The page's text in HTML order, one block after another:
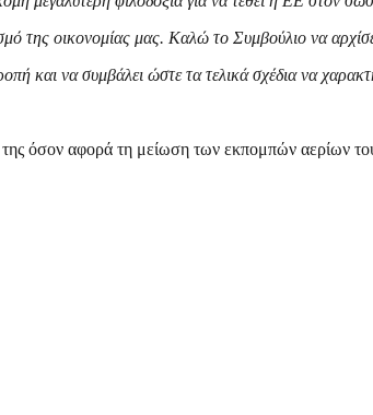
της οικονομίας μας. Καλώ το Συμβούλιο να
και να συμβάλει ώστε τα τελικά σχέδια να
όσον αφορά τη μείωση των εκπομπών αερίων